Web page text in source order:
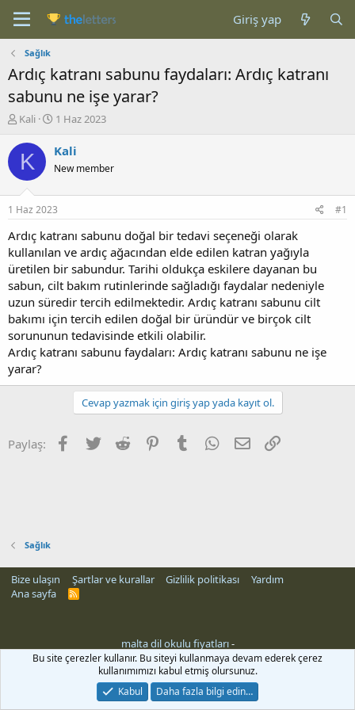
Giriş yap
Sağlık
Ardıç katranı sabunu faydaları: Ardıç katranı
sabunu ne işe yarar?
K
n
b
u
u
b
a
ş
l
a
t
a
n
Kali
B
ş
a
g
ı
ç
a
r
i
h
i
1 Haz 2023
K Kali
New member
1 Haz 2023 #1
Ardıç katranı sabunu doğal bir tedavi seçeneği olarak
kullanılan ve ardıç ağacından elde edilen katran yağıyla
üretilen bir sabundur. Tarihi oldukça eskilere dayanan bu
sabun, cilt bakım rutinlerinde sağladığı faydalar nedeniyle
uzun süredir tercih edilmektedir. Ardıç katranı sabunu cilt
bakımı için tercih edilen doğal bir üründür ve birçok cilt
sorununun tedavisinde etkili olabilir.
Ardıç katranı sabunu faydaları: Ardıç katranı sabunu ne işe
yarar?
Cevap yazmak için giriş yap yada kayıt ol.
Paylaş: Facebook
Twitter Reddit PinterestTumblr WhatsApp
E-posta
Sağlık
Bize ulaşın Şartlar ve kurallar Gizlilik politikası
Yardım
Ana sayfa
R
malta dil okulu fiyatları-
Bu site çerezler kullanır. Bu siteyi kullanmaya devam ederek çerez
kullanımımızı kabul etmiş olursunuz.
Kabul
Daha fazla bilgi edin…